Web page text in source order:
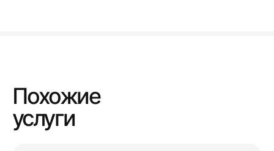
Похожие
услуги